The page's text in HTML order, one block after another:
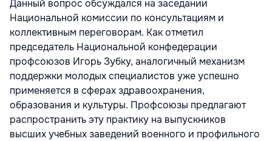
Данный вопрос обсуждался на заседании
Национальной комиссии по консультациям и
коллективным переговорам. Как отметил
председатель Национальной конфедерации
профсоюзов Игорь Зубку, аналогичный механизм
поддержки молодых специалистов уже успешно
применяется в сферах здравоохранения,
образования и культуры. Профсоюзы предлагают
распространить эту практику на выпускников
высших учебных заведений военного и профильного